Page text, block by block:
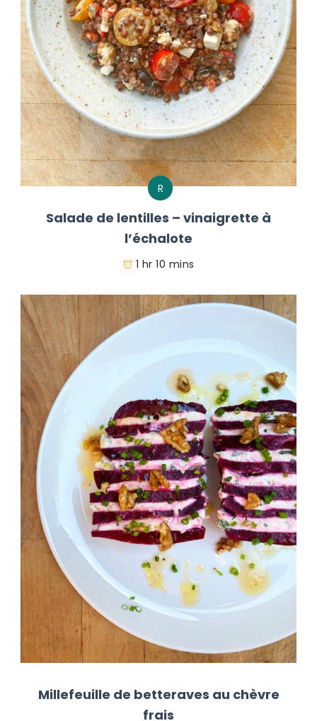
R
Salade de lentilles – vinaigrette à
l’échalote
1 hr 10 mins
Millefeuille de betteraves au chèvre
frais